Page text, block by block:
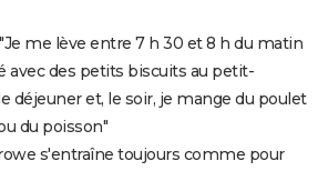
"Je me lève entre 7 h 30 et 8 h du matin
avec des petits biscuits au petit-
déjeuner et, le soir, je mange du poulet
du poisson"
s'entraîne toujours comme pour